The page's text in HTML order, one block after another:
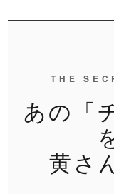
THE
あの「
黄さ